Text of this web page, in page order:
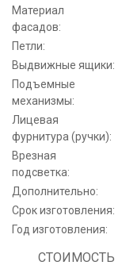
Материал
фасадов:
Петли:
Выдвижные ящики:
Подъемные
механизмы:
Лицевая
фурнитура (ручки):
Врезная
подсветка:
Дополнительно:
Срок изготовления:
Год изготовления:
СТОИМОСТЬ